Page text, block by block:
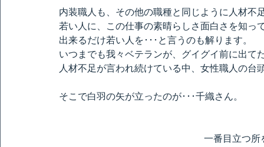
内装職人も、その他の職種と同じように人材不
若い人に、この仕事の素晴らしさ面白さを知っ
出来るだけ若い人を･･･と言うのも解ります。
いつまでも我々ベテランが、グイグイ前に出て
人材不足が言われ続けている中、女性職人の台
そこで白羽の矢が立ったのが･･･千織さん。
一番目立つ所